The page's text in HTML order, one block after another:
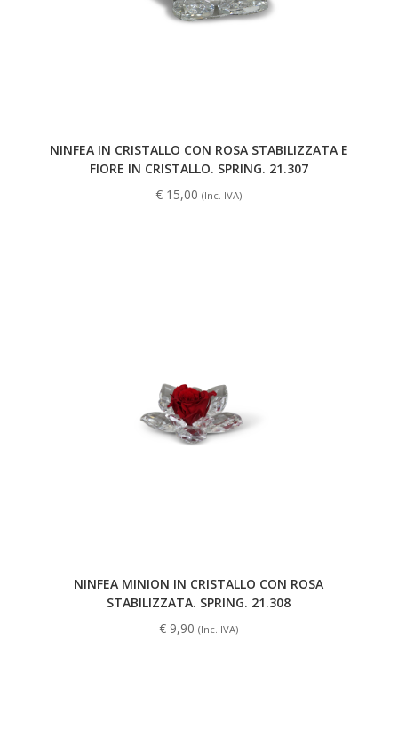
NINFEA IN CRISTALLO CON ROSA STABILIZZATA E
FIORE IN CRISTALLO. SPRING. 21.307
€ 15,00 (Inc. IVA)
NINFEA MINION IN CRISTALLO CON ROSA
STABILIZZATA. SPRING. 21.308
€ 9,90 (Inc. IVA)